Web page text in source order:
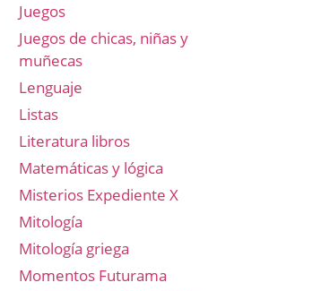
Juegos
Juegos de chicas, niñas y
muñecas
Lenguaje
Listas
Literatura libros
Matemáticas y lógica
Misterios Expediente X
Mitología
Mitología griega
Momentos Futurama